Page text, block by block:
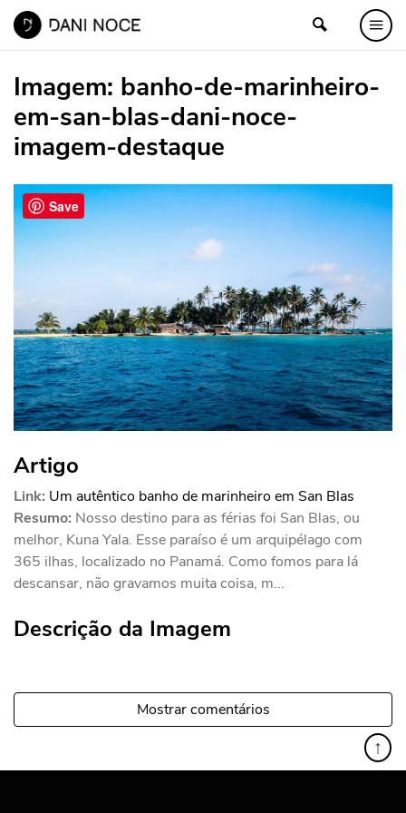
Imagem: banho-de-marinheiro-
em-san-blas-dani-noce-
imagem-destaque
Artigo
Link: Um autêntico banho de marinheiro em San Blas
Resumo: Nosso destino para as férias foi San Blas, ou
melhor, Kuna Yala. Esse paraíso é um arquipélago com
365 ilhas, localizado no Panamá. Como fomos para lá
descansar, não gravamos muita coisa, m...
Descrição da Imagem
Mostrar comentários
↑
Save